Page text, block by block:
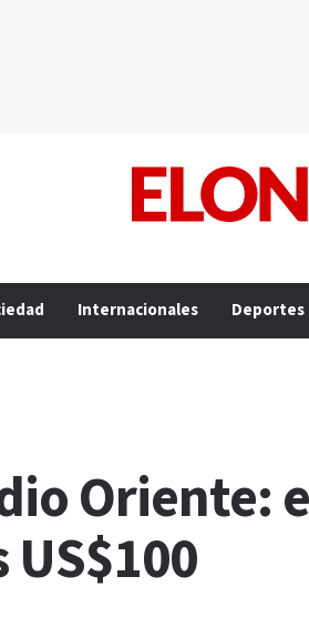
Internacionales Deportes
Oriente:
US$100